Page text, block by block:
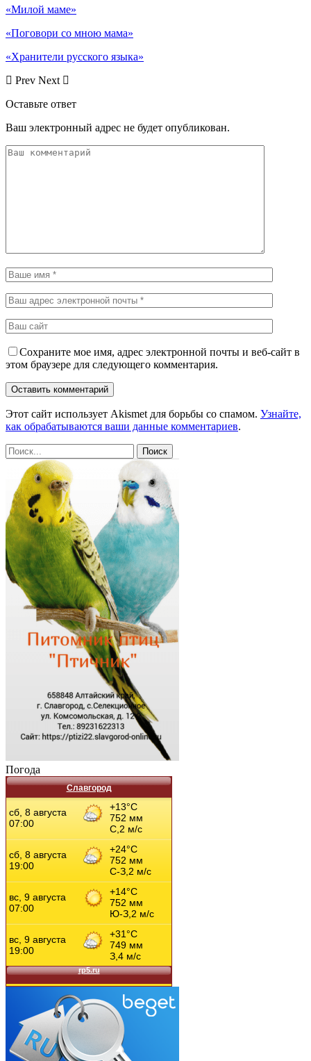
«Милой маме»
«Поговори со мною мама»
«Хранители русского языка»
Prev Next
Оставьте ответ
Ваш электронный адрес не будет опубликован.
Сохраните мое имя, адрес электронной почты и веб-сайт в
этом браузере для следующего комментария.
Этот сайт использует Akismet для борьбы со спамом. Узнайте,
как обрабатываются ваши данные комментариев.
Погода
Славгород